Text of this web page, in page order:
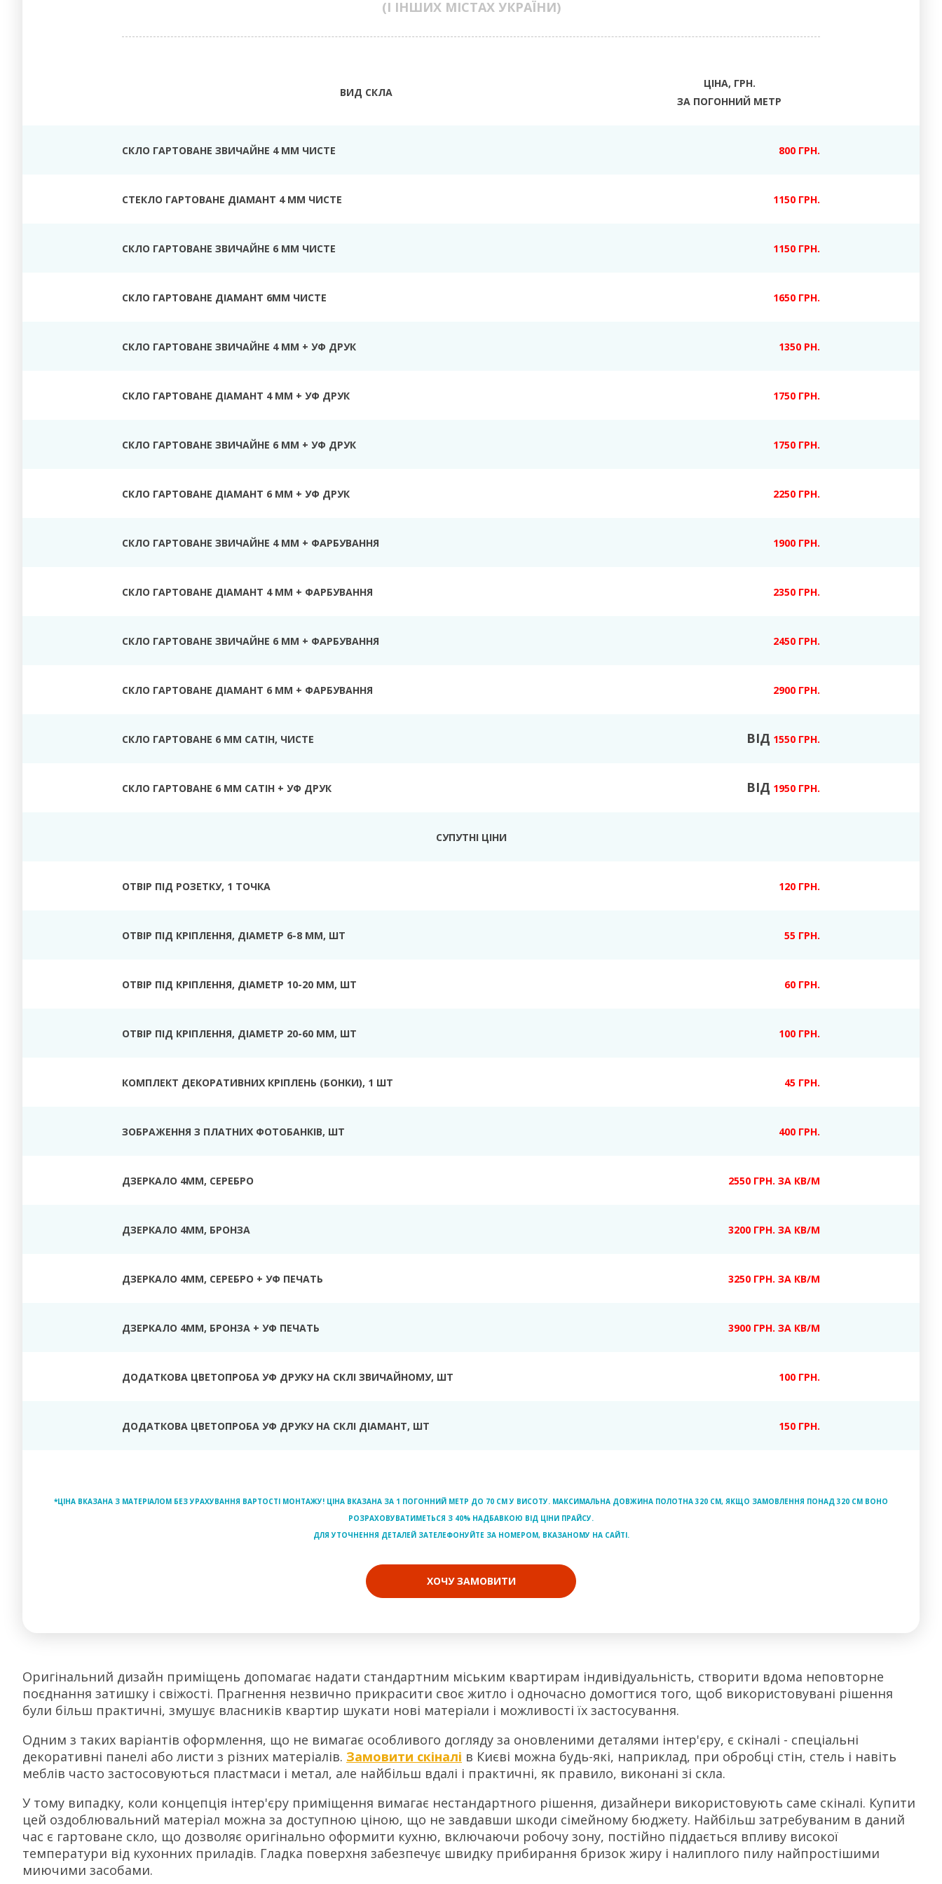
(І ІНШИХ МІСТАХ УКРАЇНИ)
ВИД СКЛА
ЦІНА, ГРН.
ЗА ПОГОННИЙ МЕТР
СКЛО ГАРТОВАНЕ ЗВИЧАЙНЕ 4 ММ ЧИСТЕ 800 ГРН.
СТЕКЛО ГАРТОВАНЕ ДІАМАНТ 4 ММ ЧИСТЕ 1150 ГРН.
СКЛО ГАРТОВАНЕ ЗВИЧАЙНЕ 6 ММ ЧИСТЕ 1150 ГРН.
СКЛО ГАРТОВАНЕ ДІАМАНТ 6ММ ЧИСТЕ 1650 ГРН.
СКЛО ГАРТОВАНЕ ЗВИЧАЙНЕ 4 ММ + УФ ДРУК 1350 РН.
СКЛО ГАРТОВАНЕ ДІАМАНТ 4 ММ + УФ ДРУК 1750 ГРН.
СКЛО ГАРТОВАНЕ ЗВИЧАЙНЕ 6 ММ + УФ ДРУК 1750 ГРН.
СКЛО ГАРТОВАНЕ ДІАМАНТ 6 ММ + УФ ДРУК 2250 ГРН.
СКЛО ГАРТОВАНЕ ЗВИЧАЙНЕ 4 ММ + ФАРБУВАННЯ 1900 ГРН.
СКЛО ГАРТОВАНЕ ДІАМАНТ 4 ММ + ФАРБУВАННЯ 2350 ГРН.
СКЛО ГАРТОВАНЕ ЗВИЧАЙНЕ 6 ММ + ФАРБУВАННЯ 2450 ГРН.
СКЛО ГАРТОВАНЕ ДІАМАНТ 6 ММ + ФАРБУВАННЯ 2900 ГРН.
СКЛО ГАРТОВАНЕ 6 ММ САТІН, ЧИСТЕ ВІД 1550 ГРН.
СКЛО ГАРТОВАНЕ 6 ММ САТІН + УФ ДРУК ВІД 1950 ГРН.
СУПУТНІ ЦІНИ
ОТВІР ПІД РОЗЕТКУ, 1 ТОЧКА 120 ГРН.
ОТВІР ПІД КРІПЛЕННЯ, ДІАМЕТР 6-8 ММ, ШТ 55 ГРН.
ОТВІР ПІД КРІПЛЕННЯ, ДІАМЕТР 10-20 ММ, ШТ 60 ГРН.
ОТВІР ПІД КРІПЛЕННЯ, ДІАМЕТР 20-60 ММ, ШТ 100 ГРН.
КОМПЛЕКТ ДЕКОРАТИВНИХ КРІПЛЕНЬ (БОНКИ), 1 ШТ 45 ГРН.
ЗОБРАЖЕННЯ З ПЛАТНИХ ФОТОБАНКІВ, ШТ 400 ГРН.
ДЗЕРКАЛО 4ММ, СЕРЕБРО 2550 ГРН. ЗА КВ/М
ДЗЕРКАЛО 4ММ, БРОНЗА 3200 ГРН. ЗА КВ/М
ДЗЕРКАЛО 4ММ, СЕРЕБРО + УФ ПЕЧАТЬ 3250 ГРН. ЗА КВ/М
ДЗЕРКАЛО 4ММ, БРОНЗА + УФ ПЕЧАТЬ 3900 ГРН. ЗА КВ/М
ДОДАТКОВА ЦВЕТОПРОБА УФ ДРУКУ НА СКЛІ ЗВИЧАЙНОМУ, ШТ 100 ГРН.
ДОДАТКОВА ЦВЕТОПРОБА УФ ДРУКУ НА СКЛІ ДІАМАНТ, ШТ 150 ГРН.
*ЦІНА ВКАЗАНА З МАТЕРІАЛОМ БЕЗ УРАХУВАННЯ ВАРТОСТІ МОНТАЖУ! ЦІНА ВКАЗАНА ЗА 1 ПОГОННИЙ МЕТР ДО 70 СМ У ВИСОТУ. МАКСИМАЛЬНА ДОВЖИНА ПОЛОТНА 320 СМ, ЯКЩО ЗАМОВЛЕННЯ ПОНАД 320 СМ ВОНО
РОЗРАХОВУВАТИМЕТЬСЯ З 40% НАДБАВКОЮ ВІД ЦІНИ ПРАЙСУ.
ДЛЯ УТОЧНЕННЯ ДЕТАЛЕЙ ЗАТЕЛЕФОНУЙТЕ ЗА НОМЕРОМ, ВКАЗАНОМУ НА САЙТІ.
ХОЧУ ЗАМОВИТИ
Оригінальний дизайн приміщень допомагає надати стандартним міським квартирам індивідуальність, створити вдома неповторне
поєднання затишку і свіжості. Прагнення незвично прикрасити своє житло і одночасно домогтися того, щоб використовувані рішення
були більш практичні, змушує власників квартир шукати нові матеріали і можливості їх застосування.
Одним з таких варіантів оформлення, що не вимагає особливого догляду за оновленими деталями інтер'єру, є скіналі - спеціальні
декоративні панелі або листи з різних матеріалів. Замовити скіналі в Києві можна будь-які, наприклад, при обробці стін, стель і навіть
меблів часто застосовуються пластмаси і метал, але найбільш вдалі і практичні, як правило, виконані зі скла.
У тому випадку, коли концепція інтер'єру приміщення вимагає нестандартного рішення, дизайнери використовують саме скіналі. Купити
цей оздоблювальний матеріал можна за доступною ціною, що не завдавши шкоди сімейному бюджету. Найбільш затребуваним в даний
час є гартоване скло, що дозволяє оригінально оформити кухню, включаючи робочу зону, постійно піддається впливу високої
температури від кухонних приладів. Гладка поверхня забезпечує швидку прибирання бризок жиру і налиплого пилу найпростішими
миючими засобами.